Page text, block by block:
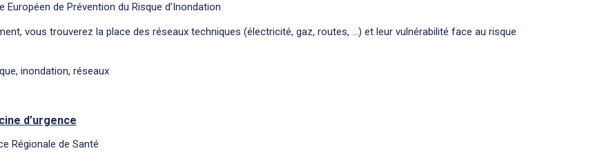
Européen de Prévention du Risque d’Inondation
vous trouverez la place des réseaux techniques (électricité, gaz, routes, …) et leur vulnérabilité face au risque
inondation, réseaux
d’urgence
Régionale de Santé